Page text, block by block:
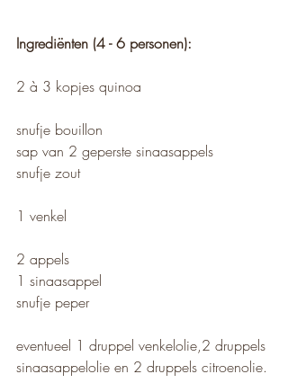
Ingrediënten (4 - 6 personen):
2 à 3 kopjes quinoa
snufje bouillon
sap van 2 geperste sinaasappels
snufje zout
1 venkel
2 appels
1 sinaasappel
snufje peper
eventueel 1 druppel venkelolie,2 druppels
sinaasappelolie en 2 druppels citroenolie.